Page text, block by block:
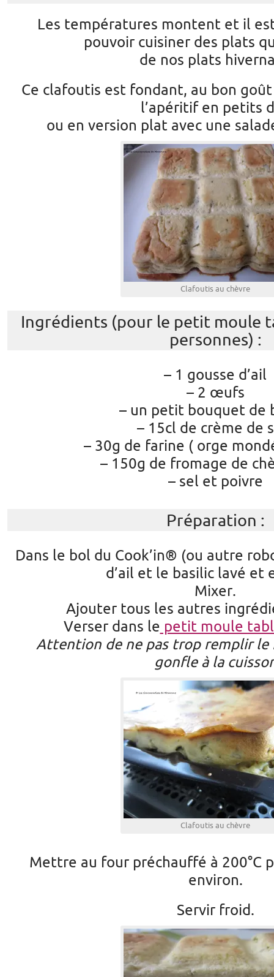
Les températures montent et il
pouvoir cuisiner des plats
de nos plats
Ce clafoutis est fondant, au bon
l’apéritif en petits
ou en version plat avec une
Clafoutis au chèvre
Ingrédients (pour le petit moule
personnes) :
– 1 gousse d’ail
– 2 œufs
– un petit bouquet de
– 15cl de crème de
– 30g de farine ( orge
– 150g de fromage de
– sel et poivre
Préparation :
Dans le bol du Cook’in® (ou autre
d’ail et le basilic lavé et
Mixer.
Ajouter tous les autres
Verser dans le petit moule
Attention de ne pas trop remplir le
gonfle à la
Clafoutis au chèvre
Mettre au four préchauffé à 200°C
environ.
Servir froid.